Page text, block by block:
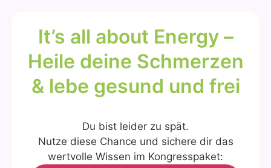
It’s all about Ener­gy –
Hei­le dei­ne Schmer­zen
& lebe gesund und frei
Du bist lei­der zu spät.
Nut­ze die­se Chan­ce und siche­re dir das
wert­vol­le Wis­sen im Kon­gress­pa­ket: